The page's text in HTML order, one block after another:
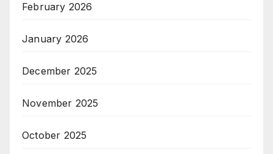
February 2026
January 2026
December 2025
November 2025
October 2025